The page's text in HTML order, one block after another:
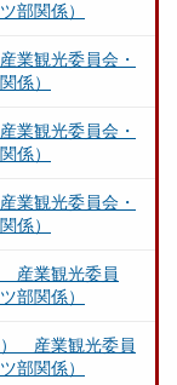
部関係）
業観光委員会・
係）
業観光委員会・
係）
業観光委員会・
係）
産業観光委員
部関係）
） 産業観光委員
部関係）